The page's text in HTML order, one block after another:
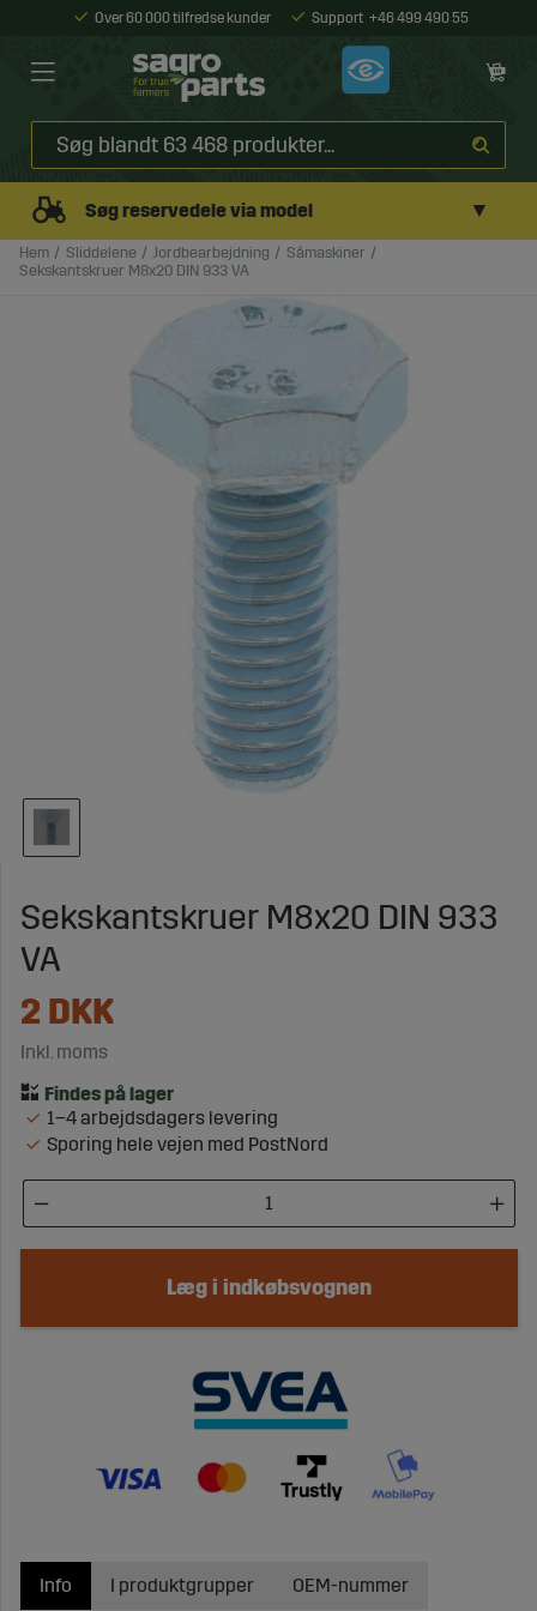
Over 60 000 tilfredse kunder Support +46 499 490 55
Søg reservedele via model ▼
Hem Sliddelene Jordbearbejdning
Såmaskiner
Sekskantskruer M8x20 DIN 933 VA
Sekskantskruer M8x20 DIN 933
VA
2 DKK
Inkl. moms
1–4 arbejdsdagers levering
Sporing hele vejen med PostNord
Læg i indkøbsvognen
Info I produktgrupper OEM-nummer